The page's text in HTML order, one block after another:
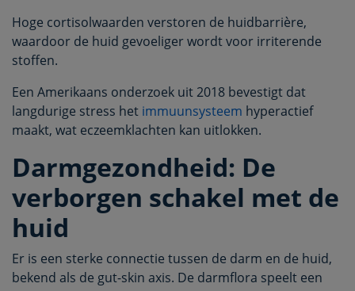
Hoge cortisolwaarden verstoren de huidbarrière,
waardoor de huid gevoeliger wordt voor irriterende
stoffen.
Een Amerikaans onderzoek uit 2018 bevestigt dat
langdurige stress het immuunsysteem hyperactief
maakt, wat eczeemklachten kan uitlokken.
Darmgezondheid: De
verborgen schakel met de
huid
Er is een sterke connectie tussen de darm en de huid,
bekend als de gut-skin axis. De darmflora speelt een